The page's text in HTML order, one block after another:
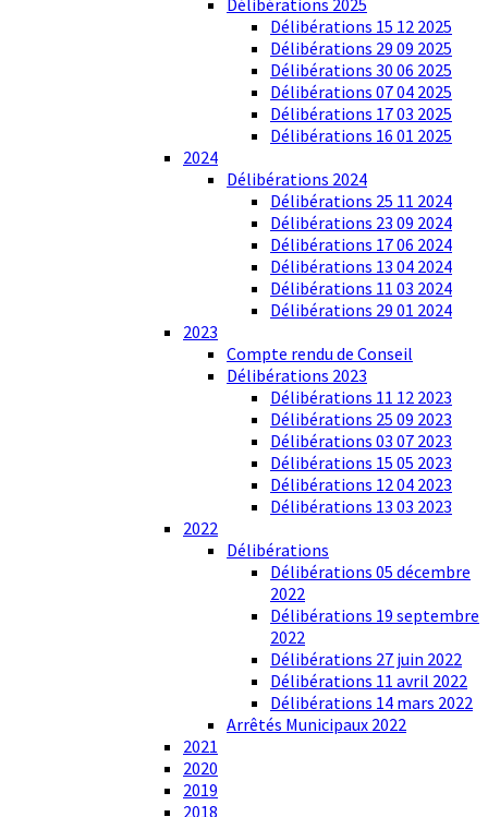
Délibérations 2025
Délibérations 15 12 2025
Délibérations 29 09 2025
Délibérations 30 06 2025
Délibérations 07 04 2025
Délibérations 17 03 2025
Délibérations 16 01 2025
2024
Délibérations 2024
Délibérations 25 11 2024
Délibérations 23 09 2024
Délibérations 17 06 2024
Délibérations 13 04 2024
Délibérations 11 03 2024
Délibérations 29 01 2024
2023
Compte rendu de Conseil
Délibérations 2023
Délibérations 11 12 2023
Délibérations 25 09 2023
Délibérations 03 07 2023
Délibérations 15 05 2023
Délibérations 12 04 2023
Délibérations 13 03 2023
2022
Délibérations
Délibérations 05 décembre
2022
Délibérations 19 septembre
2022
Délibérations 27 juin 2022
Délibérations 11 avril 2022
Délibérations 14 mars 2022
Arrêtés Municipaux 2022
2021
2020
2019
2018